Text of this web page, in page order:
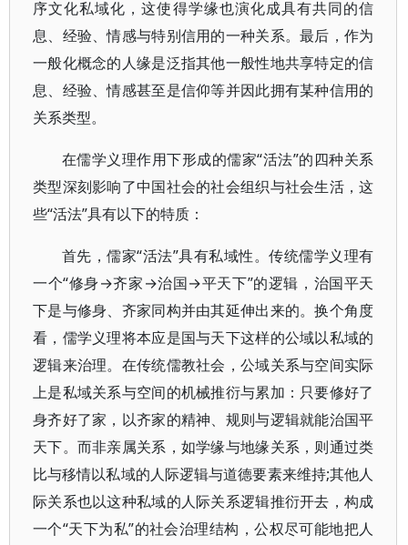
序文化私域化，这使得学缘也演化成具有共同的信
息、经验、情感与特别信用的一种关系。最后，作为
一般化概念的人缘是泛指其他一般性地共享特定的信
息、经验、情感甚至是信仰等并因此拥有某种信用的
关系类型。
在儒学义理作用下形成的儒家“活法”的四种关系
类型深刻影响了中国社会的社会组织与社会生活，这
些“活法”具有以下的特质：
首先，儒家“活法”具有私域性。传统儒学义理有
一个“修身→齐家→治国→平天下”的逻辑，治国平天
下是与修身、齐家同构并由其延伸出来的。换个角度
看，儒学义理将本应是国与天下这样的公域以私域的
逻辑来治理。在传统儒教社会，公域关系与空间实际
上是私域关系与空间的机械推衍与累加：只要修好了
身齐好了家，以齐家的精神、规则与逻辑就能治国平
天下。而非亲属关系，如学缘与地缘关系，则通过类
比与移情以私域的人际逻辑与道德要素来维持;其他人
际关系也以这种私域的人际关系逻辑推衍开去，构成
一个“天下为私”的社会治理结构，公权尽可能地把人